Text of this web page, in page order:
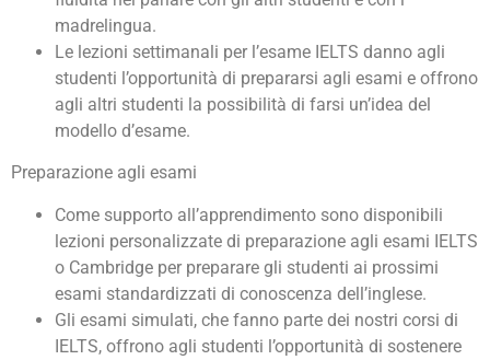
madrelingua.
Le lezioni settimanali per l’esame IELTS danno agli
studenti l’opportunità di prepararsi agli esami e offrono
agli altri studenti la possibilità di farsi un’idea del
modello d’esame.
Preparazione agli esami
Come supporto all’apprendimento sono disponibili
lezioni personalizzate di preparazione agli esami IELTS
o Cambridge per preparare gli studenti ai prossimi
esami standardizzati di conoscenza dell’inglese.
Gli esami simulati, che fanno parte dei nostri corsi di
IELTS, offrono agli studenti l’opportunità di sostenere